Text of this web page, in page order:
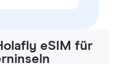
eSIM für